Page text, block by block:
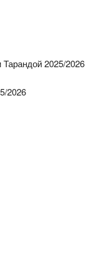
2025/2026
2026